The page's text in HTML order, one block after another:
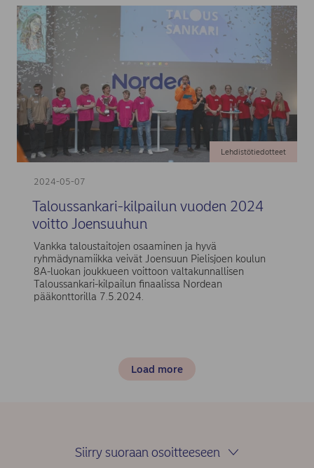
2024-05-07
Lehdistötiedotteet
Taloussankari-kilpailun vuoden 2024
voitto Joensuuhun
Vankka taloustaitojen osaaminen ja hyvä
ryhmädynamiikka veivät Joensuun Pielisjoen koulun
8A-luokan joukkueen voittoon valtakunnallisen
Taloussankari-kilpailun finaalissa Nordean
pääkonttorilla 7.5.2024.
Load more
Siirry suoraan osoitteeseen